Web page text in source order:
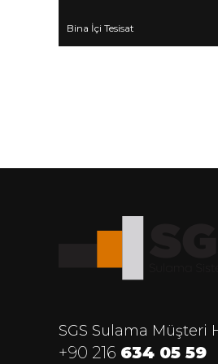
Bina İçi Tesisat
SGS Sulama Müşteri
+90 216 634 05 59